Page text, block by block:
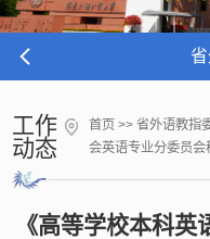
工作
动态
首页 >>省外语教指
会英语专业分委员会
《高等学校本科